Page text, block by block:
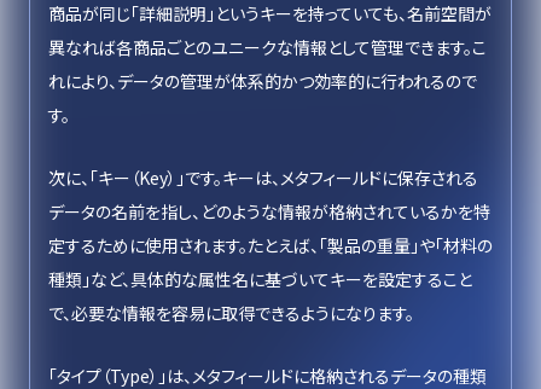
商品が同じ「詳細説明」というキーを持っていても、名前空間が
異なれば各商品ごとのユニークな情報として管理できます。こ
れにより、データの管理が体系的かつ効率的に行われるので
す。
次に、「キー（Key）」です。キーは、メタフィールドに保存される
データの名前を指し、どのような情報が格納されているかを特
定するために使用されます。たとえば、「製品の重量」や「材料の
種類」など、具体的な属性名に基づいてキーを設定すること
で、必要な情報を容易に取得できるようになります。
「タイプ（Type）」は、メタフィールドに格納されるデータの種類